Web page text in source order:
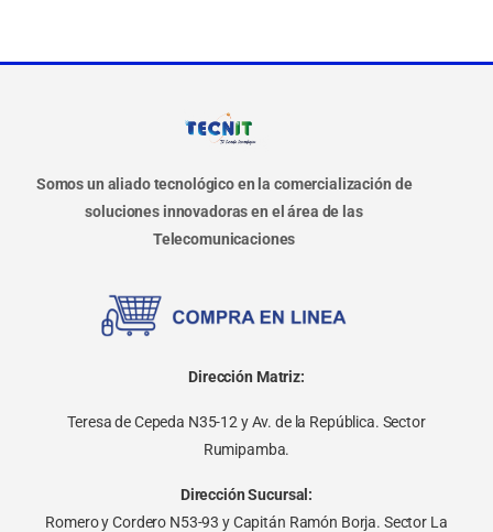
Somos un aliado tecnológico en la comercialización de
soluciones innovadoras en el área de las
Telecomunicaciones
Dirección Matriz:
Teresa de Cepeda N35-12 y Av. de la República. Sector
Rumipamba.
Dirección Sucursal:
Romero y Cordero N53-93 y Capitán Ramón Borja. Sector La